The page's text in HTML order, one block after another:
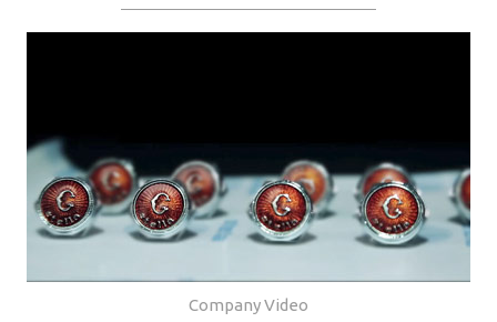
Company Video